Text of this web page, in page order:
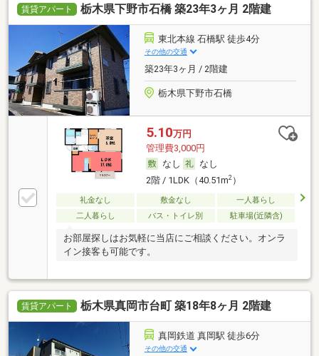
賃貸アパート 栃木県下野市石橋 築23年3ヶ月 2階建
東北本線 石橋駅 徒歩4分
その他の交通
築23年3ヶ月 / 2階建
栃木県下野市石橋
5.10万円
管理費3,000円
なし
なし
2階 / 1LDK（40.51m2）
礼金なし 敷金なし
一人暮らし
二人暮らし
バス・トイレ別 駐車場(近隣含)
お部屋探しはお気軽に当店にご相談ください。オンラ
イン接客も可能です。
賃貸アパート 栃木県真岡市台町 築18年8ヶ月 2階建
真岡鉄道 真岡駅 徒歩6分
その他の交通